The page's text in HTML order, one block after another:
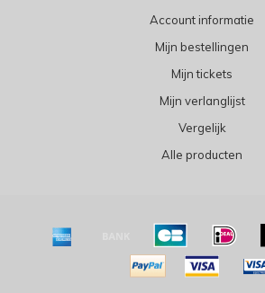
Account informatie
Mijn bestellingen
Mijn tickets
Mijn verlanglijst
Vergelijk
Alle producten